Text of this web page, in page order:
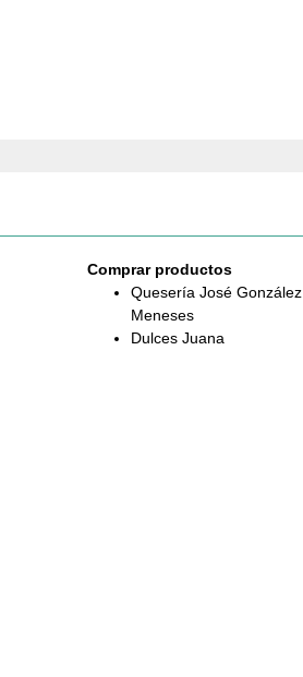
Comprar productos
Quesería José González
Meneses
Dulces Juana